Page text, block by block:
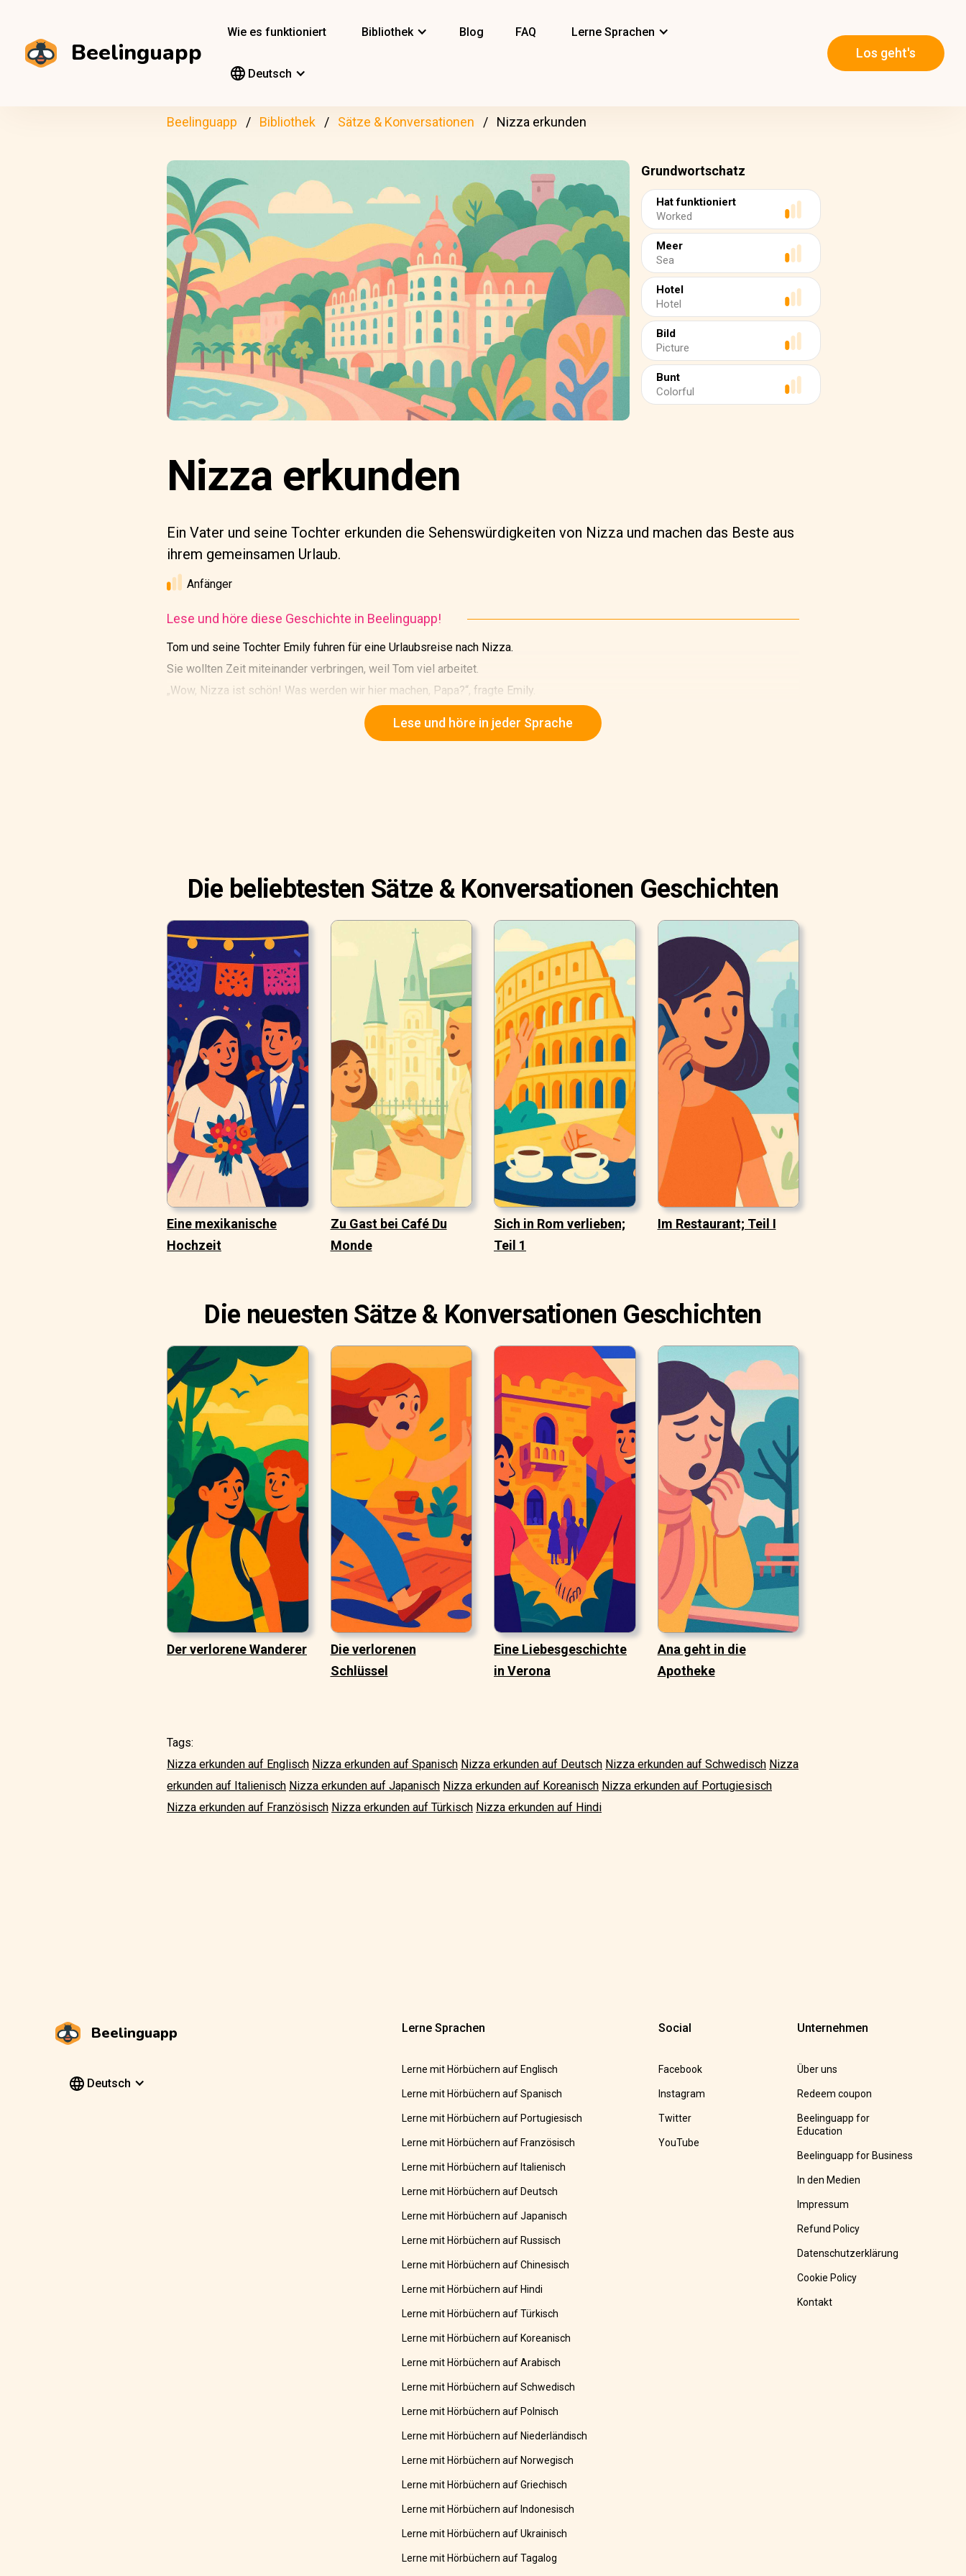
Beelinguapp
Wie es funktioniert Bibliothek Blog FAQ Lerne Sprachen
Deutsch
Los geht's
Beelinguapp Bibliothek Sätze & Konversationen Nizza erkunden
Grundwortschatz
Hat funktioniert
Worked
Meer
Sea
Hotel
Hotel
Bild
Picture
Bunt
Colorful
Nizza erkunden
Ein Vater und seine Tochter erkunden die Sehenswürdigkeiten von Nizza und machen das Beste aus
ihrem gemeinsamen Urlaub.
Anfänger
Lese und höre diese Geschichte in Beelinguapp!
Tom und seine Tochter Emily fuhren für eine Urlaubsreise nach Nizza.
Sie wollten Zeit miteinander verbringen, weil Tom viel arbeitet.
„Wow, Nizza ist schön! Was werden wir hier machen, Papa?“, fragte Emily.
„Wir werden einige Sehenswürdigkeiten wie die Promenade des Anglais, das Hotel Negresco und den Schlossberg
Lese und höre in jeder Sprache
Die beliebtesten Sätze & Konversationen Geschichten
Eine mexikanische
Hochzeit
Zu Gast bei Café Du
Monde
Sich in Rom verlieben;
Teil 1
Im Restaurant; Teil I
Die neuesten Sätze & Konversationen Geschichten
Der verlorene Wanderer
Die verlorenen
Schlüssel
Eine Liebesgeschichte
in Verona
Ana geht in die
Apotheke
Tags:
Nizza erkunden auf Englisch Nizza erkunden auf Spanisch Nizza erkunden auf Deutsch Nizza erkunden auf Schwedisch Nizza
erkunden auf Italienisch Nizza erkunden auf Japanisch Nizza erkunden auf Koreanisch Nizza erkunden auf Portugiesisch
Nizza erkunden auf Französisch Nizza erkunden auf Türkisch Nizza erkunden auf Hindi
Beelinguapp
Deutsch
Lerne Sprachen
Lerne mit Hörbüchern auf Englisch
Lerne mit Hörbüchern auf Spanisch
Lerne mit Hörbüchern auf Portugiesisch
Lerne mit Hörbüchern auf Französisch
Lerne mit Hörbüchern auf Italienisch
Lerne mit Hörbüchern auf Deutsch
Lerne mit Hörbüchern auf Japanisch
Lerne mit Hörbüchern auf Russisch
Lerne mit Hörbüchern auf Chinesisch
Lerne mit Hörbüchern auf Hindi
Lerne mit Hörbüchern auf Türkisch
Lerne mit Hörbüchern auf Koreanisch
Lerne mit Hörbüchern auf Arabisch
Lerne mit Hörbüchern auf Schwedisch
Lerne mit Hörbüchern auf Polnisch
Lerne mit Hörbüchern auf Niederländisch
Lerne mit Hörbüchern auf Norwegisch
Lerne mit Hörbüchern auf Griechisch
Lerne mit Hörbüchern auf Indonesisch
Lerne mit Hörbüchern auf Ukrainisch
Lerne mit Hörbüchern auf Tagalog
Social
Facebook
Instagram
Twitter
YouTube
Unternehmen
Über uns
Redeem coupon
Beelinguapp for
Education
Beelinguapp for Business
In den Medien
Impressum
Refund Policy
Datenschutzerklärung
Cookie Policy
Kontakt